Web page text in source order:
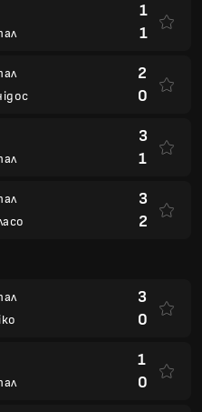
1
1
2
0
3
1
3
2
3
0
1
0